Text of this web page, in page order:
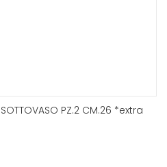
PZ.2 CM.26 *extra